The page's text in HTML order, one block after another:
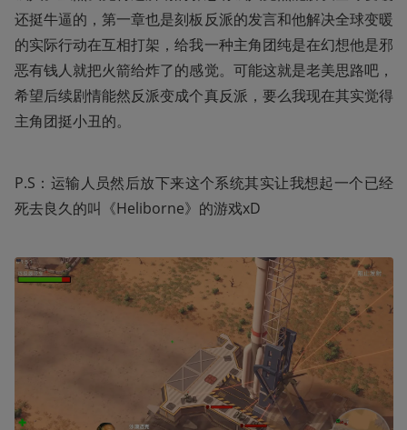
还挺牛逼的，第一章也是刻板反派的发言和他解决全球变暖
的实际行动在互相打架，给我一种主角团纯是在幻想他是邪
恶有钱人就把火箭给炸了的感觉。可能这就是老美思路吧，
希望后续剧情能然反派变成个真反派，要么我现在其实觉得
主角团挺小丑的。
P.S：运输人员然后放下来这个系统其实让我想起一个已经
死去良久的叫《Heliborne》的游戏xD